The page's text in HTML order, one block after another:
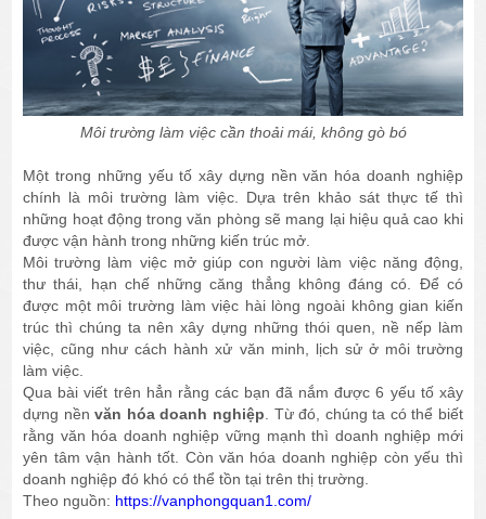
Môi trường làm việc cần thoải mái, không gò bó
Một trong những yếu tố xây dựng nền văn hóa doanh nghiệp
chính là môi trường làm việc. Dựa trên khảo sát thực tế thì
những hoạt động trong văn phòng sẽ mang lại hiệu quả cao khi
được vận hành trong những kiến trúc mở.
Môi trường làm việc mở giúp con người làm việc năng động,
thư thái, hạn chế những căng thẳng không đáng có. Để có
được một môi trường làm việc hài lòng ngoài không gian kiến
trúc thì chúng ta nên xây dựng những thói quen, nề nếp làm
việc, cũng như cách hành xử văn minh, lịch sử ở môi trường
làm việc.
Qua bài viết trên hẳn rằng các bạn đã nắm được 6 yếu tố xây
dựng nềnvăn hóa doanh nghiệp. Từ đó, chúng ta có thể biết
rằng văn hóa doanh nghiệp vững mạnh thì doanh nghiệp mới
yên tâm vận hành tốt. Còn văn hóa doanh nghiệp còn yếu thì
doanh nghiệp đó khó có thể tồn tại trên thị trường.
Theo nguồn: ​ https://vanphongquan1.com/